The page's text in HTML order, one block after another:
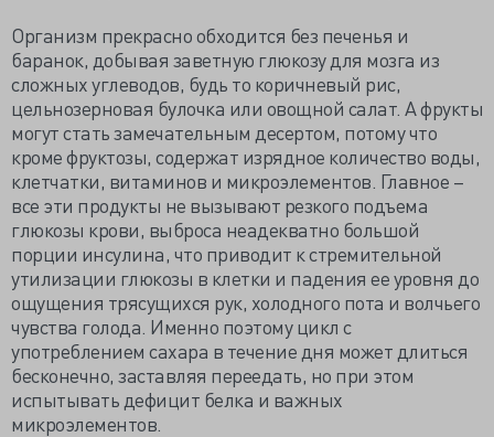
Организм прекрасно обходится без печенья и
баранок, добывая заветную глюкозу для мозга из
сложных углеводов, будь то коричневый рис,
цельнозерновая булочка или овощной салат. А фрукты
могут стать замечательным десертом, потому что
кроме фруктозы, содержат изрядное количество воды,
клетчатки, витаминов и микроэлементов. Главное –
все эти продукты не вызывают резкого подъема
глюкозы крови, выброса неадекватно большой
порции инсулина, что приводит к стремительной
утилизации глюкозы в клетки и падения ее уровня до
ощущения трясущихся рук, холодного пота и волчьего
чувства голода. Именно поэтому цикл с
употреблением сахара в течение дня может длиться
бесконечно, заставляя переедать, но при этом
испытывать дефицит белка и важных
микроэлементов.